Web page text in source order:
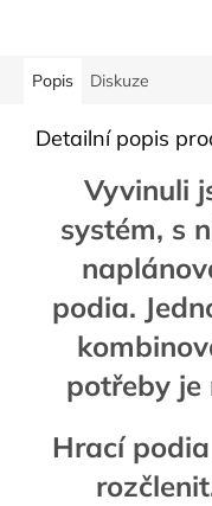
Popis Diskuze
Detailní popis
Vyvinuli
systém, s
podia.
potřeby je
Hrací